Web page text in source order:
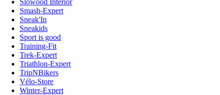
Slowood Interior
Smash-Expert
Sneak'In
Sneakids
Sport is good
Training-Fit
Trek-Expert
Triathlon-Expert
TripNBikers
Vélo-Store
Winter-Expert